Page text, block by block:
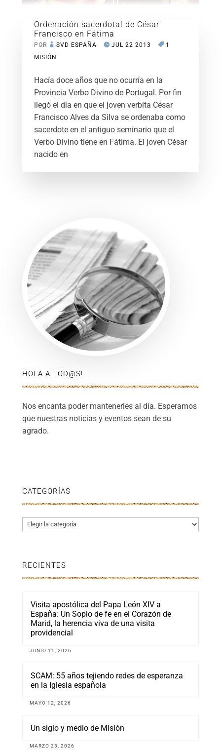
Ordenación sacerdotal de César
Francisco en Fátima
POR SVD ESPAÑA JUL 22 2013
1
MISIÓN
Hacía doce años que no ocurría en la
Provincia Verbo Divino de Portugal. Por fin
llegó el día en que el joven verbita César
Francisco Alves da Silva se ordenaba como
sacerdote en el antiguo seminario que el
Verbo Divino tiene en Fátima. El joven César
nacido en
HOLA A TOD@S!
Nos encanta poder mantenerles al día. Esperamos
que nuestras noticias y eventos sean de su
agrado.
CATEGORÍAS
Categorías
RECIENTES
Visita apostólica del Papa León XIV a
España: Un Soplo de fe en el Corazón de
Marid, la herencia viva de una visita
providencial
JUNIO 11, 2026
SCAM: 55 años tejiendo redes de esperanza
en la Iglesia española
MAYO 12, 2026
Un siglo y medio de Misión
MARZO 23, 2026